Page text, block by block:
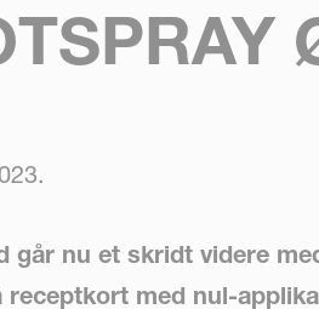
går nu et skridt videre
receptkort med nul-